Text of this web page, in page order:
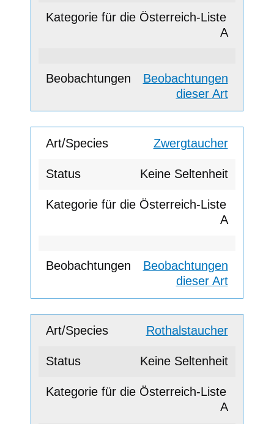
A
Beobachtungen
dieser Art
Zwergtaucher
Keine Seltenheit
A
Beobachtungen
dieser Art
Rothalstaucher
Keine Seltenheit
A